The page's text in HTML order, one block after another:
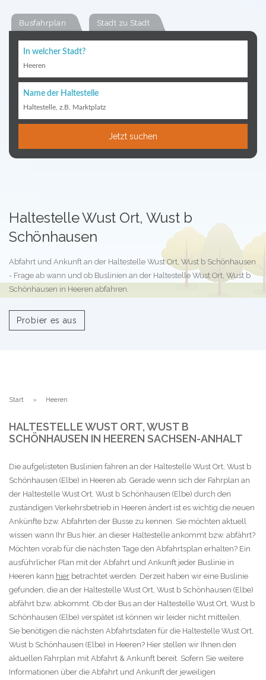
Busfahrplan Stadt zu Stadt
In welcher Stadt?
Heeren
Name der Haltestelle
Haltestelle, z.B. Marktplatz
Jetzt suchen
Haltestelle Wust Ort, Wust b
Schönhausen
Abfahrt und Ankunft an der Haltestelle Wust Ort, Wust b Schönhausen
- Frage ab wann und ob Buslinien an der Haltestelle Wust Ort, Wust b
Schönhausen in Heeren abfahren.
Probier es aus
Start Heeren
HALTESTELLE WUST ORT, WUST B
SCHÖNHAUSEN IN HEEREN SACHSEN-ANHALT
Die aufgelisteten Buslinien fahren an der Haltestelle Wust Ort, Wust b
Schönhausen (Elbe) in Heeren ab. Gerade wenn sich der Fahrplan an
der Haltestelle Wust Ort, Wust b Schönhausen (Elbe) durch den
zuständigen Verkehrsbetrieb in Heeren ändert ist es wichtig die neuen
Ankünfte bzw. Abfahrten der Busse zu kennen. Sie möchten aktuell
wissen wann Ihr Bus hier, an dieser Haltestelle ankommt bzw. abfährt?
Möchten vorab für die nächsten Tage den Abfahrtsplan erhalten? Ein
ausführlicher Plan mit der Abfahrt und Ankunft jeder Buslinie in
Heeren kann hier betrachtet werden. Derzeit haben wir eine Buslinie
gefunden, die an der Haltestelle Wust Ort, Wust b Schönhausen (Elbe)
abfährt bzw. abkommt. Ob der Bus an der Haltestelle Wust Ort, Wust b
Schönhausen (Elbe) verspätet ist können wir leider nicht mitteilen.
Sie benötigen die nächsten Abfahrtsdaten für die Haltestelle Wust Ort,
Wust b Schönhausen (Elbe) in Heeren? Hier stellen wir Ihnen den
aktuellen Fahrplan mit Abfahrt & Ankunft bereit. Sofern Sie weitere
Informationen über die Abfahrt und Ankunft der jeweiligen